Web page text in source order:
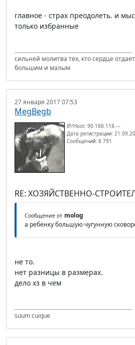
главное - страх преодолеть. и
только избранные
сильней молитва тех, кто сердце
большим и малым
27 января 2017 07:53
MegBegb
IP/Host: 90.188.118.---
Дата регистрации:
Сообщений: 8 791
RE: ХОЗЯЙСТВЕННО-
Сообщение от molog
а ребенку большую чугунную
не то.
нет разницы в размерах.
дело хз в чем
suum cuique